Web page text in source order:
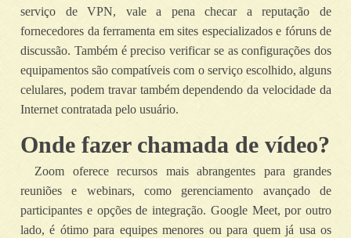
serviço de VPN, vale a pena checar a reputação de
fornecedores da ferramenta em sites especializados e fóruns de
discussão. Também é preciso verificar se as configurações dos
equipamentos são compatíveis com o serviço escolhido, alguns
celulares, podem travar também dependendo da velocidade da
Internet contratada pelo usuário.
Onde fazer chamada de vídeo?
Zoom oferece recursos mais abrangentes para grandes
reuniões e webinars, como gerenciamento avançado de
participantes e opções de integração. Google Meet, por outro
lado, é ótimo para equipes menores ou para quem já usa os